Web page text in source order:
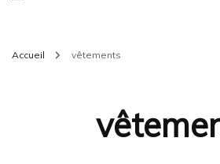
Accueil vêtements